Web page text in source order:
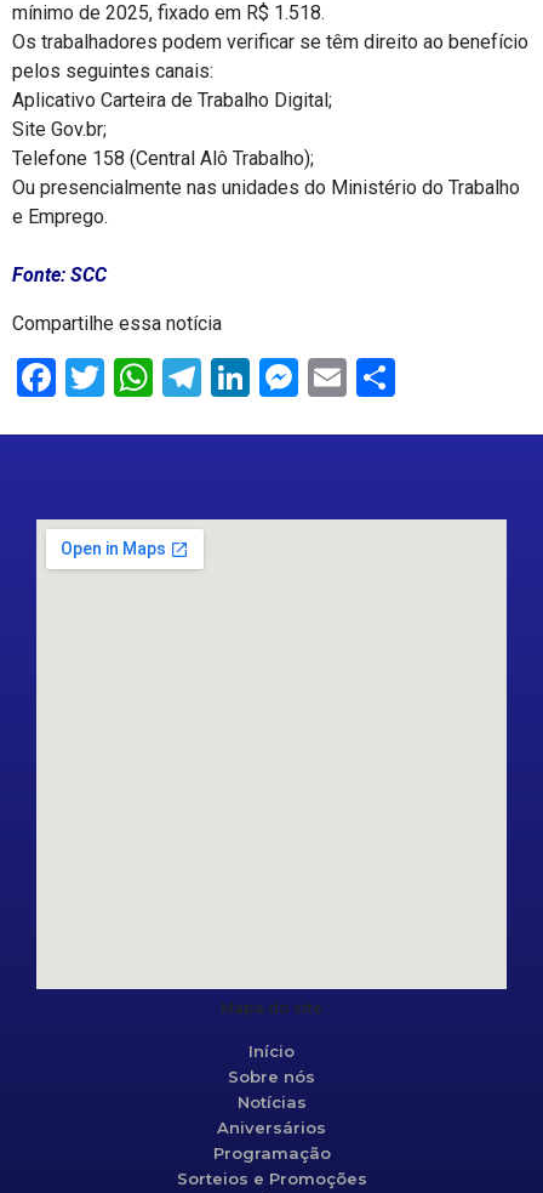
mínimo de 2025, fixado em R$ 1.518.
Os trabalhadores podem verificar se têm direito ao benefício
pelos seguintes canais:
Aplicativo Carteira de Trabalho Digital;
Site Gov.br;
Telefone 158 (Central Alô Trabalho);
Ou presencialmente nas unidades do Ministério do Trabalho
e Emprego.
Fonte: SCC
Compartilhe essa notícia
Facebook
Twitter
WhatsApp
Telegram
LinkedIn
Messenger
Email
Mapa do site
Início
Sobre nós
Notícias
Aniversários
Programação
Sorteios e Promoções